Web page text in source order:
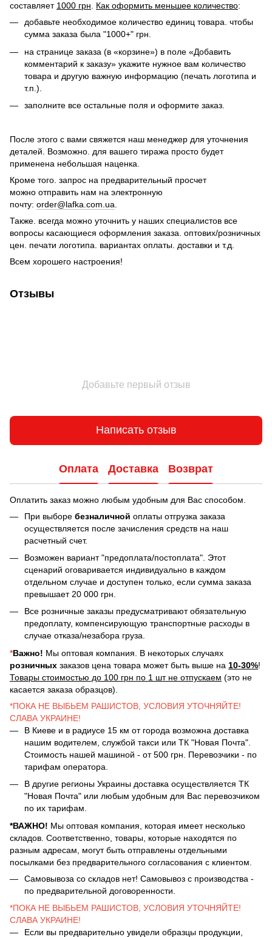
составляет 1000 грн. Как оформить меньшее количество:
добавьте необходимое количество единиц товара. чтобы
сумма заказа была "1000+" грн.
на странице заказа (в «корзине») в поле «Добавить
комментарий к заказу» укажите нужное вам количество
товара и другую важную информацию (печать логотипа и
т.п.).
заполните все остальные поля и оформите заказ.
После этого с вами свяжется наш менеджер для уточнения
деталей. Возможно. для вашего тиража просто будет
применена небольшая наценка.
Кроме того. запрос на предварительный просчет
можно отправить нам на электронную
почту: order@lafka.com.ua
Также. всегда можно уточнить у наших специалистов все
вопросы касающиеся оформления заказа. оптових/розничных
цен. печати логотипа. вариантах оплаты. доставки и т.д.
Всем хорошего настроения!
Отзывы
Добавьте первый отзыв
Написать отзыв
Оплата Доставка Возврат
Оплатить заказ можно любым удобным для Вас способом.
При выборе безналичной оплаты отгрузка заказа
осуществляется после зачисления средств на наш
расчетный счет.
Возможен вариант "предоплата/постоплата". Этот
сценарий оговаривается индивидуально в каждом
отдельном случае и доступен только, если сумма заказа
превышает 20 000 грн.
Все розничные заказы предусматривают обязательную
предоплату, компенсирующую транспортные расходы в
случае отказа/незабора груза.
*Важно! Мы оптовая компания. В некоторых случаях
розничных заказов цена товара может быть выше на 10-30%!
Товары стоимостью до 100 грн по 1 шт не отпускаем (это не
касается заказа образцов).
*ПОКА НЕ ВЫБЬЕМ РАШИСТОВ, УСЛОВИЯ УТОЧНЯЙТЕ!
СЛАВА УКРАИНЕ!
В Киеве и в радиусе 15 км от города возможна доставка
нашим водителем, службой такси или ТК "Новая Почта".
Стоимость нашей машиной - от 500 грн. Перевозчики - по
тарифам оператора.
В другие регионы Украины доставка осуществляется ТК
"Новая Почта" или любым удобным для Вас перевозчиком
по их тарифам.
*ВАЖНО! Мы оптовая компания, которая имеет несколько
складов. Соответственно, товары, которые находятся по
разным адресам, могут быть отправлены отдельными
посылками без предварительного согласования с клиентом.
Самовывоза со складов нет! Самовывоз с производства -
по предварительной договоренности.
*ПОКА НЕ ВЫБЬЕМ РАШИСТОВ, УСЛОВИЯ УТОЧНЯЙТЕ!
СЛАВА УКРАИНЕ!
Если вы предварительно увидели образцы продукции,